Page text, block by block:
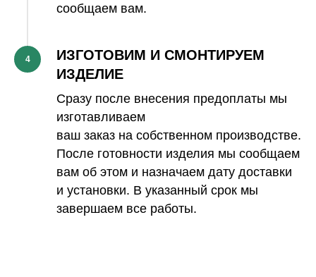
сообщаем вам.
4
ИЗГОТОВИМ И СМОНТИРУЕМ
ИЗДЕЛИЕ
Сразу после внесения предоплаты мы
изготавливаем
ваш заказ на собственном производстве.
После готовности изделия мы сообщаем
вам об этом и назначаем дату доставки
и установки. В указанный срок мы
завершаем все работы.